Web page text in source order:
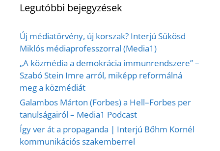
Legutóbbi bejegyzések
Új médiatörvény, új korszak? Interjú Sükösd
Miklós médiaprofesszorral (Media1)
„A közmédia a demokrácia immunrendszere” –
Szabó Stein Imre arról, miképp reformálná
meg a közmédiát
Galambos Márton (Forbes) a Hell–Forbes per
tanulságairól – Media1 Podcast
Így ver át a propaganda | Interjú Bőhm Kornél
kommunikációs szakemberrel